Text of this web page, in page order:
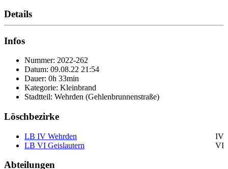
Details
Infos
Nummer: 2022-262
Datum: 09.08.22 21:54
Dauer: 0h 33min
Kategorie: Kleinbrand
Stadtteil: Wehrden (Gehlenbrunnenstraße)
Löschbezirke
LB IV Wehrden
IV
LB VI Geislautern
VI
Abteilungen